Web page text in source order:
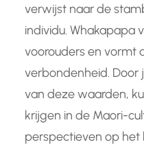
verwijst naar de
individu. Whakapapa
voorouders en vormt
verbondenheid.
van deze waarden,
krijgen in de Maori-
perspectieven op het